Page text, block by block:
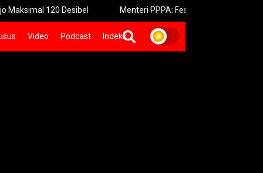
120 Desibel Menteri PPPA: Festival Egrang Perkuat Ruang
Video Podcast Indeks